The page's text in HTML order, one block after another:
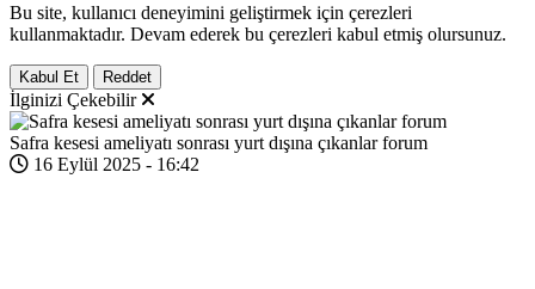
Bu site, kullanıcı deneyimini geliştirmek için çerezleri
kullanmaktadır. Devam ederek bu çerezleri kabul etmiş olursunuz.
Kabul Et Reddet
İlginizi Çekebilir
Safra kesesi ameliyatı sonrası yurt dışına çıkanlar forum
16 Eylül 2025 - 16:42